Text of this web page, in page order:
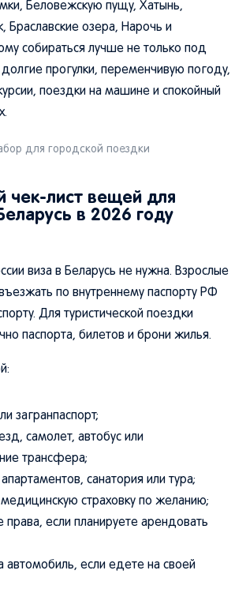
Беловежскую пущу, Хатынь,
Браславские озера, Нарочь и
собираться лучше не только под
прогулки, переменчивую погоду,
поездки на машине и спокойный
для городской поездки
чек-лист вещей для
в 2026 году
виза в Беларусь не нужна. Взрослые
по внутреннему паспорту РФ
Для туристической поездки
паспорта, билетов и брони жилья.
загранпаспорт;
самолет, автобус или
трансфера;
санатория или тура;
страховку по желанию;
права, если планируете арендовать
автомобиль, если едете на своей